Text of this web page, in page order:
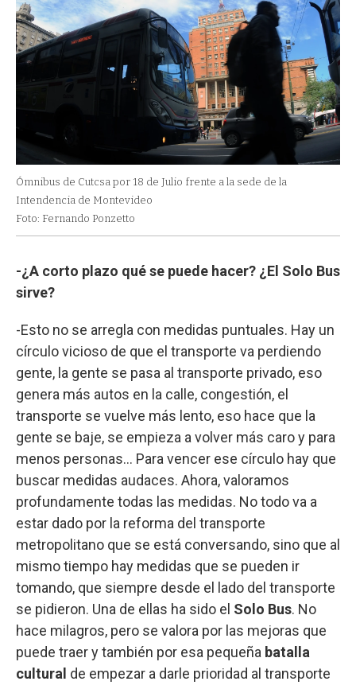
Ómnibus de Cutcsa por 18 de Julio frente a la sede de la
Intendencia de Montevideo
Foto: Fernando Ponzetto
-¿A corto plazo qué se puede hacer? ¿El Solo Bus
sirve?
-Esto no se arregla con medidas puntuales. Hay un
círculo vicioso de que el transporte va perdiendo
gente, la gente se pasa al transporte privado, eso
genera más autos en la calle, congestión, el
transporte se vuelve más lento, eso hace que la
gente se baje, se empieza a volver más caro y para
menos personas… Para vencer ese círculo hay que
buscar medidas audaces. Ahora, valoramos
profundamente todas las medidas. No todo va a
estar dado por la reforma del transporte
metropolitano que se está conversando, sino que al
mismo tiempo hay medidas que se pueden ir
tomando, que siempre desde el lado del transporte
se pidieron. Una de ellas ha sido el Solo Bus. No
hace milagros, pero se valora por las mejoras que
puede traer y también por esa pequeña batalla
cultural de empezar a darle prioridad al transporte